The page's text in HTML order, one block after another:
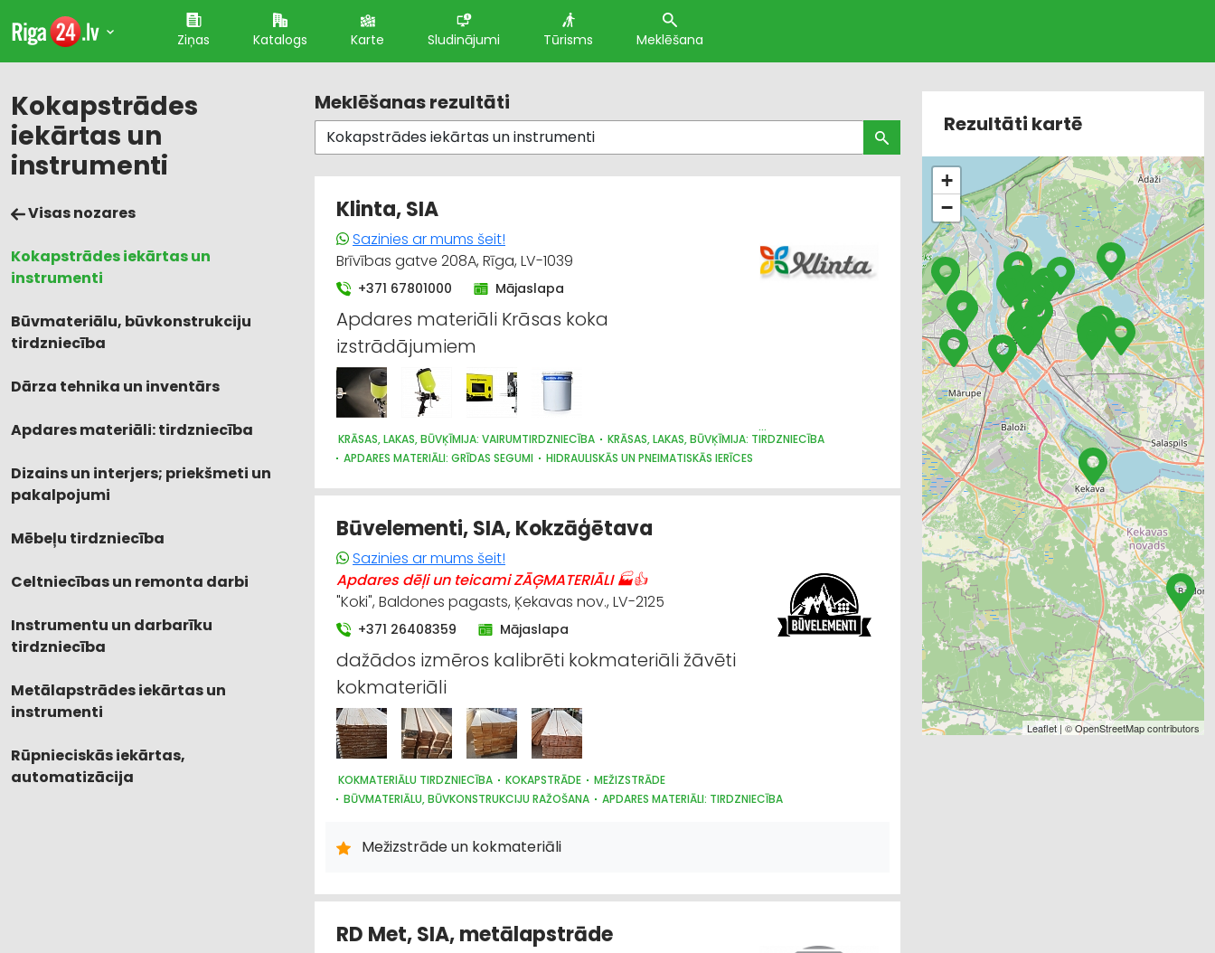
Ziņas Katalogs Karte Sludinājumi Tūrisms Meklēšana
Kokapstrādes
iekārtas un
instrumenti
Visas nozares
Kokapstrādes iekārtas un
instrumenti
Būvmateriālu, būvkonstrukciju
tirdzniecība
Dārza tehnika un inventārs
Apdares materiāli: tirdzniecība
Dizains un interjers; priekšmeti un
pakalpojumi
Mēbeļu tirdzniecība
Celtniecības un remonta darbi
Instrumentu un darbarīku
tirdzniecība
Metālapstrādes iekārtas un
instrumenti
Rūpnieciskās iekārtas,
automatizācija
Meklēšanas rezultāti
Klinta, SIA
Sazinies ar mums šeit!
Brīvības gatve 208A, Rīga, LV-1039
+371 67801000 Mājaslapa
Apdares materiāli Krāsas koka
izstrādājumiem
KRĀSAS, LAKAS, BŪVĶĪMIJA: VAIRUMTIRDZNIECĪBA
KRĀSAS, LAKAS, BŪVĶĪMIJA: TIRDZNIECĪBA
APDARES MATERIĀLI: GRĪDAS SEGUMI
HIDRAULISKĀS UN PNEIMATISKĀS IERĪCES
RŪPNIECISKĀS IEKĀRTAS, AUTOMATIZĀCIJA
Būvelementi, SIA, Kokzāģētava
Sazinies ar mums šeit!
Apdares dēļi un teicami ZĀĢMATERIĀLI 🏭👍
"Koki", Baldones pagasts, Ķekavas nov., LV-2125
+371 26408359 Mājaslapa
dažādos izmēros kalibrēti kokmateriāli žāvēti
kokmateriāli
KOKMATERIĀLU TIRDZNIECĪBA KOKAPSTRĀDE
MEŽIZSTRĀDE
BŪVMATERIĀLU, BŪVKONSTRUKCIJU RAŽOŠANA
APDARES MATERIĀLI: TIRDZNIECĪBA
MEŽKOPĪBAS UN MEŽIZSTRĀDES TEHNIKA
Mežizstrāde un kokmateriāli
RD Met, SIA, metālapstrāde
Rezultāti kartē
+
−
Leaflet | ©OpenStreetMapcontributors